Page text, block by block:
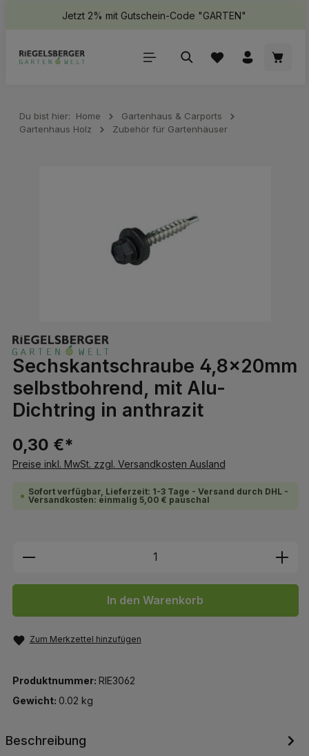
springenJetzt 2% mit Gutschein-Code "GARTEN"
Du bist hier: Home
Gartenhaus & Carports
Gartenhaus Holz
Zubehör für Gartenhäuser
Sechskantschraube 4,8x20mm
selbstbohrend, mit Alu-
Dichtring in anthrazit
0,30 €*
Preise inkl. MwSt. zzgl. Versandkosten Ausland
Sofort verfügbar, Lieferzeit: 1-3 Tage - Versand durch DHL -
Versandkosten: einmalig 5,00 € pauschal
Produkt Anzahl: Gib den
In den Warenkorb
Zum Merkzettel hinzufügen
Produktnummer: RIE3062
Gewicht: 0.02 kg
Beschreibung